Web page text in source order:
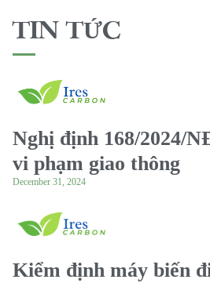
TIN TỨC
Nghị định 168/2024/
vi phạm giao thông
December 31, 2024
Kiểm định máy biến